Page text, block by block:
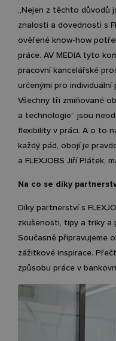
„Nejen z těchto důvodů
znalosti a dovednosti s
ověřené know-how
práce. AV MEDIA tyto
pracovní kancelářské
určenými pro
Všechny tři zmiňované
a technologie” jsou
flexibility v práci. A o to
každý pád, obojí je
a FLEXJOBS Jiří Plátek,
Na co se díky
Díky partnerství s
zkušenosti, tipy a triky a
Současně připravujeme
zážitkové inspirace.
způsobu práce v